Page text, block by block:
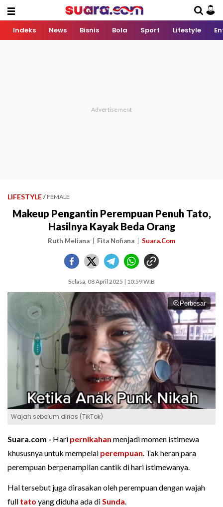
Indeks News Bisnis Bola Sport Lifestyle
LIFESTYLE / FEMALE
Makeup Pengantin Perempuan Penuh Tato,
Hasilnya Kayak Beda Orang
Ruth Meliana Fita Nofiana Suara.Com
Selasa, 08 April 2025 | 10:59 WIB
Perbesar
Wajah sebelum dirias (TikTok)
Suara.com - Hari pernikahan menjadi momen istimewa
khususnya untuk mempelai perempuan. Tak heran para
perempuan berpenampilan cantik di hari istimewanya.
Hal tersebut juga dirasakan oleh perempuan dengan wajah
full tato yang diduha ada diSunda.